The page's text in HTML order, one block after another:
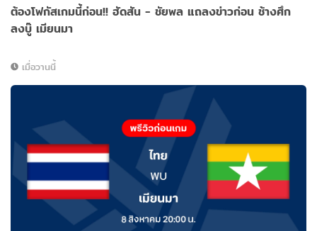
ต้องโฟกัสเกมนี้ก่อน!! ฮัดสัน - ชัยพล แถลงข่าวก่อน ช้างศึก
ลงบู๊ เมียนมา
เมื่อวานนี้